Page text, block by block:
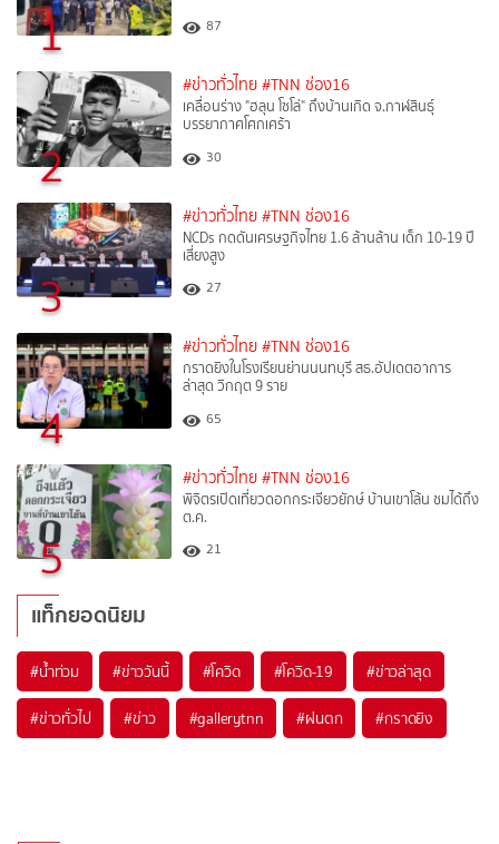
1 87
2
#ข่าวทั่วไทย #TNN ช่อง16
เคลื่อนร่าง "ฮลุน โซโล่" ถึงบ้านเกิด จ.กาฬสินธุ์
บรรยากาศโศกเศร้า
30
3
#ข่าวทั่วไทย #TNN ช่อง16
NCDs กดดันเศรษฐกิจไทย 1.6 ล้านล้าน เด็ก 10-19 ปี
เสี่ยงสูง
27
4
#ข่าวทั่วไทย #TNN ช่อง16
กราดยิงในโรงเรียนย่านนนทบุรี สธ.อัปเดตอาการ
ล่าสุด วิกฤต 9 ราย
65
5
#ข่าวทั่วไทย #TNN ช่อง16
พิจิตรเปิดเที่ยวดอกกระเจียวยักษ์ บ้านเขาโล้น ชมได้ถึง
ต.ค.
21
แท็กยอดนิยม
#น้ำท่วม #ข่าววันนี้ #โควิด #โควิด-19 #ข่าวล่าสุด
#ข่าวทั่วไป #ข่าว #gallerytnn #ฝนตก #กราดยิง